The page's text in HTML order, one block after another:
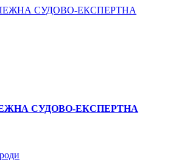
СУДОВО-ЕКСПЕРТНА